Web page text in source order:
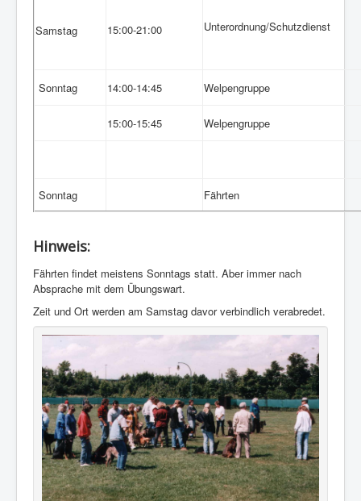
Samstag 15:00-21:00 Unterordnung/Schutzdienst
Sonntag 14:00-14:45 Welpengruppe
15:00-15:45 Welpengruppe
Sonntag Fährten
Hinweis:
Fährten findet meistens Sonntags statt. Aber immer nach
Absprache mit dem Übungswart.
Zeit und Ort werden am Samstag davor verbindlich verabredet.